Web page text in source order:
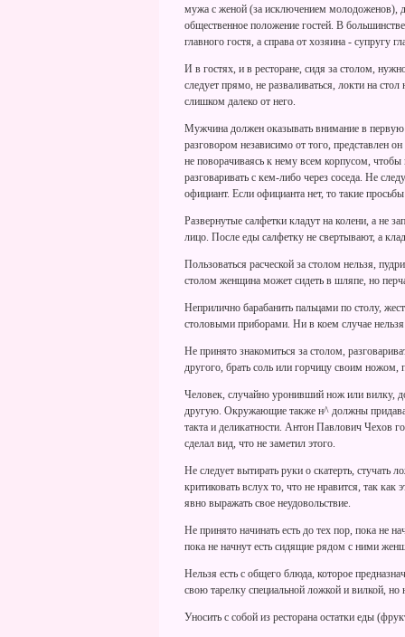
мужа с женой (за исключением
общественное положение гостей. В
главного гостя, а справа от хозяина - супругу
И в гостях, и в ресторане, сидя за столом,
следует прямо, не разваливаться, локти на
слишком далеко от него.
Мужчина должен оказывать внимание в первую
разговором независимо от того, представлен
не поворачиваясь к нему всем корпусом, чтобы
разговаривать с кем-либо через соседа. Не
официант. Если официанта нет, то такие
Развернутые салфетки кладут на колени, а не
лицо. После еды салфетку не свертывают, а
Пользоваться расческой за столом нельзя,
столом женщина может сидеть в шляпе, но
Неприлично барабанить пальцами по столу,
столовыми приборами. Ни в коем случае нельзя
Не принято знакомиться за столом,
другого, брать соль или горчицу своим ножом,
Человек, случайно уронивший нож или вилку,
другую. Окружающие также н^ должны
такта и деликатности. Антон Павлович Чехов
сделал вид, что не заметил этого.
Не следует вытирать руки о скатерть, стучать
критиковать вслух то, что не нравится, так
явно выражать свое неудовольствие.
Не принято начинать есть до тех пор, пока не
пока не начнут есть сидящие рядом с ними
Нельзя есть с общего блюда, которое
свою тарелку специальной ложкой и вилкой, но
Уносить с собой из ресторана остатки еды